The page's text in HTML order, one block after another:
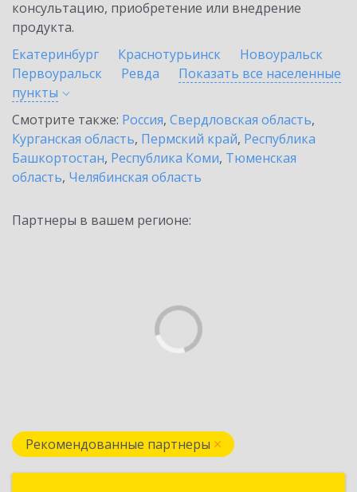
консультацию, приобретение или внедрение
продукта.
Екатеринбург
Краснотурьинск
Новоуральск
Первоуральск
Ревда
Показать все населенные
пункты
Смотрите также: Россия, Свердловская область,
Курганская область, Пермский край, Республика
Башкортостан, Республика Коми, Тюменская
область, Челябинская область
Партнеры в вашем регионе:
Рекомендованные партнеры